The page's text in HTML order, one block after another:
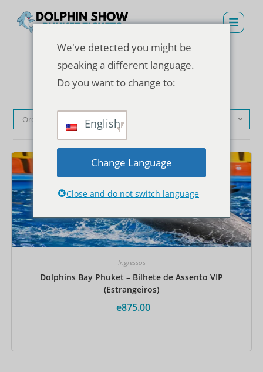
Ordenação padrão
Ingressos
Dolphins Bay Phuket – Bilhete de Assento VIP
(Estrangeiros)
e875.00
We've detected you might be
speaking a different language.
Do you want to change to:
English
Change Language
Close and do not switch language